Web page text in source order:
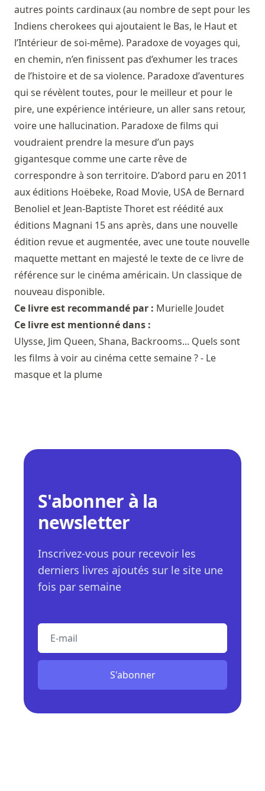
autres points cardinaux (au nombre de sept pour les
Indiens cherokees qui ajoutaient le Bas, le Haut et
l’Intérieur de soi-même). Paradoxe de voyages qui,
en chemin, n’en finissent pas d’exhumer les traces
de l’histoire et de sa violence. Paradoxe d’aventures
qui se révèlent toutes, pour le meilleur et pour le
pire, une expérience intérieure, un aller sans retour,
voire une hallucination. Paradoxe de films qui
voudraient prendre la mesure d’un pays
gigantesque comme une carte rêve de
correspondre à son territoire. D’abord paru en 2011
aux éditions Hoëbeke, Road Movie, USA de Bernard
Benoliel et Jean-Baptiste Thoret est réédité aux
éditions Magnani 15 ans après, dans une nouvelle
édition revue et augmentée, avec une toute nouvelle
maquette mettant en majesté le texte de ce livre de
référence sur le cinéma américain. Un classique de
nouveau disponible.
Ce livre est recommandé par : Murielle Joudet
Ce livre est mentionné dans :
Ulysse, Jim Queen, Shana, Backrooms... Quels sont
les films à voir au cinéma cette semaine ? - Le
masque et la plume
S'abonner à la
newsletter
Inscrivez-vous pour recevoir les
derniers livres ajoutés sur le site une
fois par semaine
S'abonner